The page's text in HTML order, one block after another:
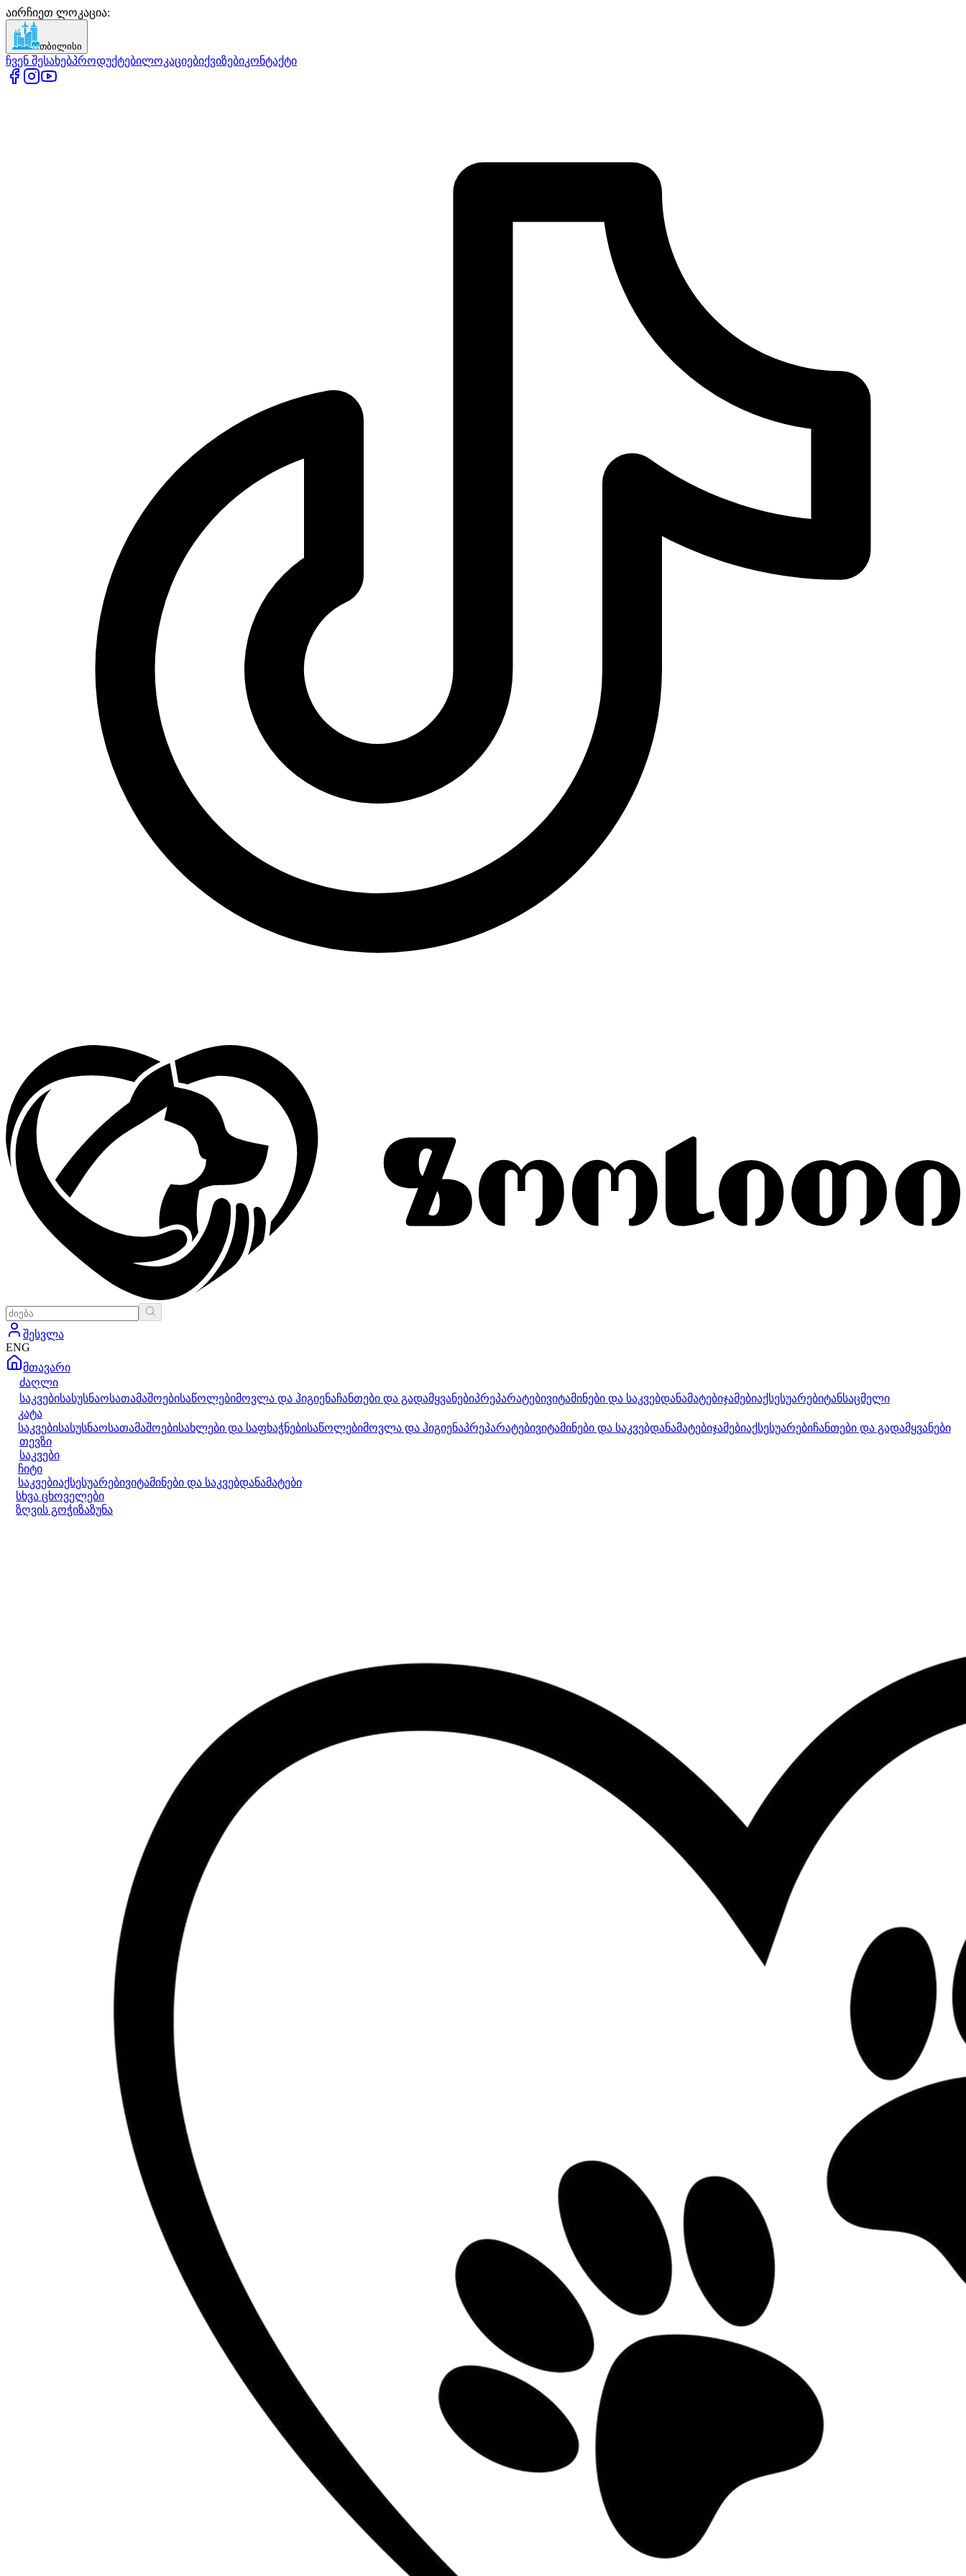
აირჩიეთ ლოკაცია:
თბილისი
ჩვენ შესახებპროდუქტებილოკაციებიქვიზებიკონტაქტი
შესვლა
ENG
მთავარი
ძაღლი
საკვებისასუსნაოსათამაშოებისაწოლებიმოვლა და ჰიგიენაჩანთები და გადამყვანებიპრეპარატებივიტამინები და საკვებდანამატებიჯამებიაქსესუარებიტანსაცმელი
კატა
საკვებისასუსნაოსათამაშოებისახლები და საფხაჭნებისაწოლებიმოვლა და ჰიგიენაპრეპარატებივიტამინები და საკვებდანამატებიჯამებიაქსესუარებიჩანთები და გადამყვანები
თევზი
საკვები
ჩიტი
საკვებიაქსესუარებივიტამინები და საკვებდანამატები
სხვა ცხოველები
ზღვის გოჭიზაზუნა